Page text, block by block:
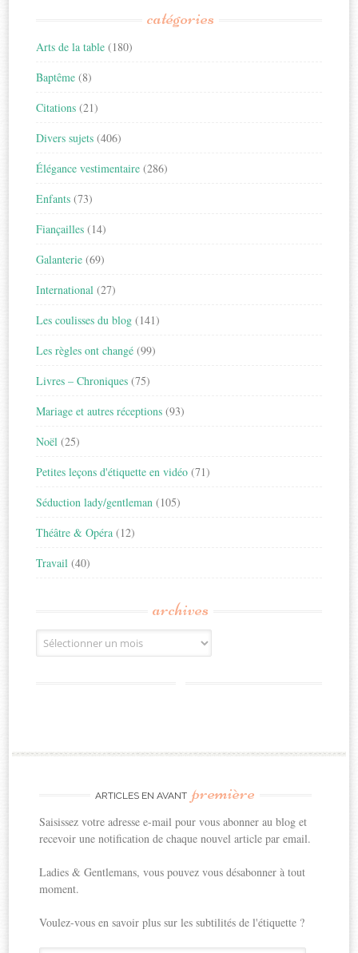
catégories
Arts de la table (180)
Baptême (8)
Citations (21)
Divers sujets (406)
Élégance vestimentaire (286)
Enfants (73)
Fiançailles (14)
Galanterie (69)
International (27)
Les coulisses du blog (141)
Les règles ont changé (99)
Livres – Chroniques (75)
Mariage et autres réceptions (93)
Noël (25)
Petites leçons d'étiquette en vidéo (71)
Séduction lady/gentleman (105)
Théâtre & Opéra (12)
Travail (40)
archives
Archives
ARTICLES EN AVANT première
Saisissez votre adresse e-mail pour vous abonner au blog et
recevoir une notification de chaque nouvel article par email.
Ladies & Gentlemans, vous pouvez vous désabonner à tout
moment.
Voulez-vous en savoir plus sur les subtilités de l'étiquette ?